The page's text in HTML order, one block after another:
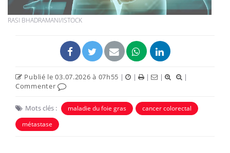
RASI BHADRAMANI/ISTOCK
Publié le 03.07.2026 à 07h55 | | | |
|
Commenter
Mots clés : maladie du foie gras
cancer colorectal
métastase